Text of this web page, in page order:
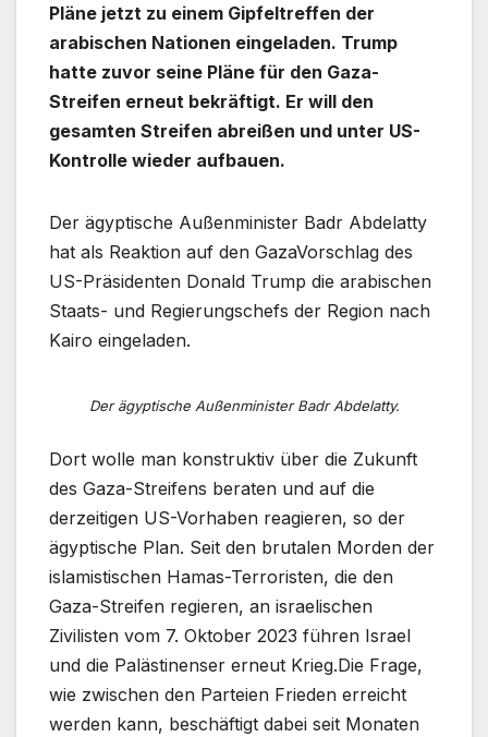
Pläne jetzt zu einem Gipfeltreffen der
arabischen Nationen eingeladen. Trump
hatte zuvor seine Pläne für den Gaza-
Streifen erneut bekräftigt. Er will den
gesamten Streifen abreißen und unter US-
Kontrolle wieder aufbauen.
Der ägyptische Außenminister Badr Abdelatty
hat als Reaktion auf den GazaVorschlag des
US-Präsidenten Donald Trump die arabischen
Staats- und Regierungschefs der Region nach
Kairo eingeladen.
Der ägyptische Außenminister Badr Abdelatty.
Dort wolle man konstruktiv über die Zukunft
des Gaza-Streifens beraten und auf die
derzeitigen US-Vorhaben reagieren, so der
ägyptische Plan. Seit den brutalen Morden der
islamistischen Hamas-Terroristen, die den
Gaza-Streifen regieren, an israelischen
Zivilisten vom 7. Oktober 2023 führen Israel
und die Palästinenser erneut Krieg.Die Frage,
wie zwischen den Parteien Frieden erreicht
werden kann, beschäftigt dabei seit Monaten